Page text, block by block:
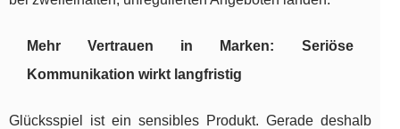
Mehr Vertrauen in Marken: Seriöse
Kommunikation wirkt langfristig
Glücksspiel ist ein sensibles Produkt. Gerade deshalb